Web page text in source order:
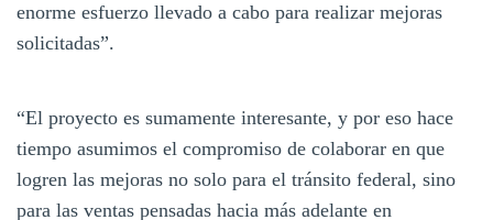
enorme esfuerzo llevado a cabo para realizar mejoras
solicitadas”.
“El proyecto es sumamente interesante, y por eso hace
tiempo asumimos el compromiso de colaborar en que
logren las mejoras no solo para el tránsito federal, sino
para las ventas pensadas hacia más adelante en